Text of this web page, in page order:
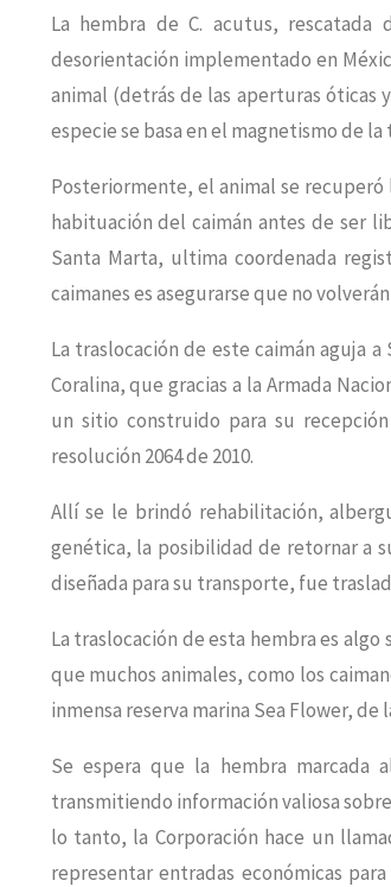
La hembra de C. acutus,
desorientación implementado en
animal (detrás de las aperturas óticas
especie se basa en el magnetismo de la
Posteriormente, el animal se recuperó
habituación del caimán antes de ser
Santa Marta, ultima coordenada
caimanes es asegurarse que no
La traslocación de este caimán aguja
Coralina, que gracias a la Armada
un sitio construido para su
resolución 2064 de 2010.
Allí se le brindó rehabilitación,
genética, la posibilidad de retornar a
diseñada para su transporte, fue
La traslocación de esta hembra es
que muchos animales, como los
inmensa reserva marina Sea Flower,
Se espera que la hembra
transmitiendo información valiosa
lo tanto, la Corporación hace un
representar entradas económicas